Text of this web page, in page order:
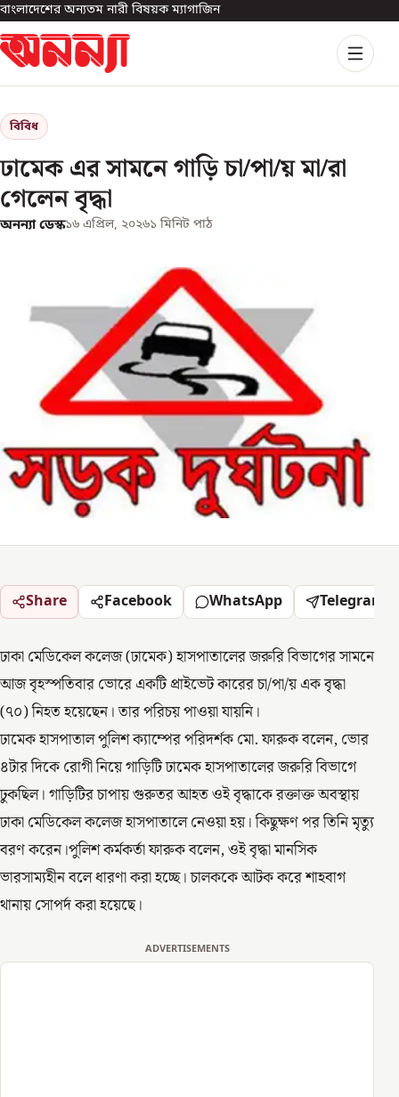
বাংলাদেশের অন্যতম নারী বিষয়ক ম্যাগাজিন
বিবিধ
ঢামেক এর সামনে গাড়ি চা/পা/য় মা/রা
গেলেন বৃদ্ধা
অনন্যা ডেস্ক১৬ এপ্রিল, ২০২৬১ মিনিট পাঠ
Share Facebook WhatsApp Telegram
ঢাকা মেডিকেল কলেজ (ঢামেক) হাসপাতালের জরুরি বিভাগের সামনে
আজ বৃহস্পতিবার ভোরে একটি প্রাইভেট কারের চা/পা/য় এক বৃদ্ধা
(৭০) নিহত হয়েছেন। তার পরিচয় পাওয়া যায়নি।
ঢামেক হাসপাতাল পুলিশ ক্যাম্পের পরিদর্শক মো. ফারুক বলেন, ভোর
৪টার দিকে রোগী নিয়ে গাড়িটি ঢামেক হাসপাতালের জরুরি বিভাগে
ঢুকছিল। গাড়িটির চাপায় গুরুতর আহত ওই বৃদ্ধাকে রক্তাক্ত অবস্থায়
ঢাকা মেডিকেল কলেজ হাসপাতালে নেওয়া হয়। কিছুক্ষণ পর তিনি মৃত্যু
বরণ করেন।পুলিশ কর্মকর্তা ফারুক বলেন, ওই বৃদ্ধা মানসিক
ভারসাম্যহীন বলে ধারণা করা হচ্ছে। চালককে আটক করে শাহবাগ
থানায় সোপর্দ করা হয়েছে।
ADVERTISEMENTS